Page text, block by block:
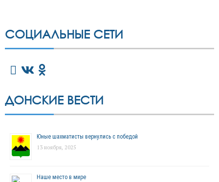
СОЦИАЛЬНЫЕ СЕТИ
ДОНСКИЕ ВЕСТИ
Юные шахматисты вернулись с победой
13 ноября, 2025
Наше место в мире